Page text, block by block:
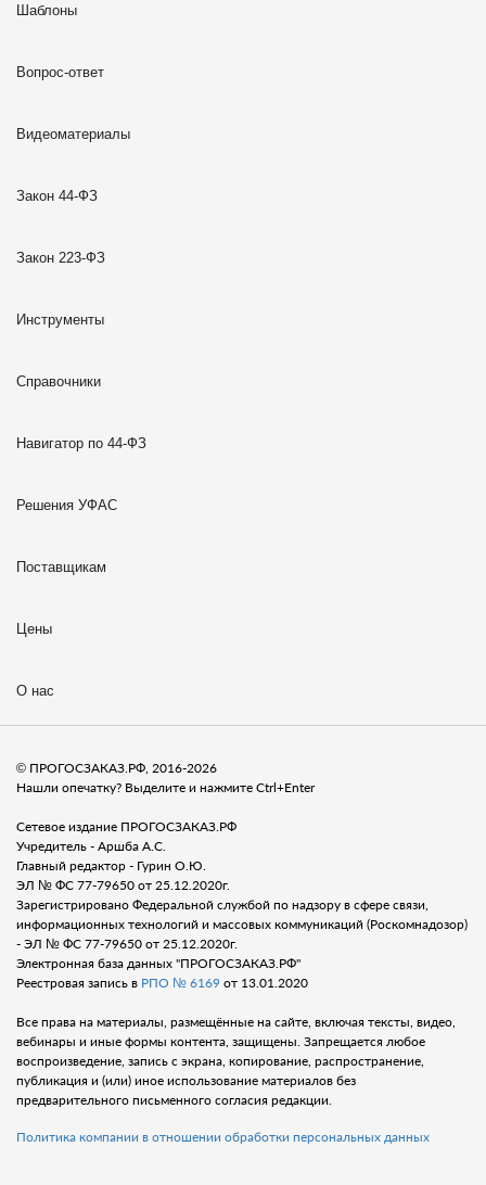
Шаблоны
Вопрос-ответ
Видеоматериалы
Закон 44-ФЗ
Закон 223-ФЗ
Инструменты
Справочники
Навигатор по 44-ФЗ
Решения УФАС
Поставщикам
Цены
О нас
© ПРОГОСЗАКАЗ.РФ, 2016-2026
Нашли опечатку? Выделите и нажмите Ctrl+Enter
Сетевое издание ПРОГОСЗАКАЗ.РФ
Учредитель - Аршба А.С.
Главный редактор - Гурин О.Ю.
ЭЛ № ФС 77-79650 от 25.12.2020г.
Зарегистрировано Федеральной службой по надзору в сфере связи,
информационных технологий и массовых коммуникаций (Роскомнадозор)
- ЭЛ № ФС 77-79650 от 25.12.2020г.
Электронная база данных "ПРОГОСЗАКАЗ.РФ"
Реестровая запись в РПО № 6169 от 13.01.2020
Все права на материалы, размещённые на сайте, включая тексты, видео,
вебинары и иные формы контента, защищены. Запрещается любое
воспроизведение, запись с экрана, копирование, распространение,
публикация и (или) иное использование материалов без
предварительного письменного согласия редакции.
Политика компании в отношении обработки персональных данных